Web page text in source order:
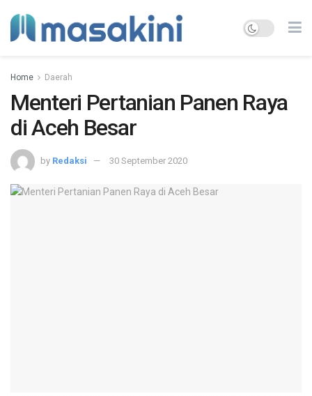
Home Daerah
Menteri Pertanian Panen Raya
di Aceh Besar
by Redaksi 30 September 2020